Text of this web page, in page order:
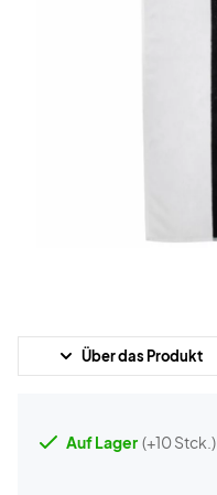
Über das Produkt
Auf Lager (+10 Stck.)